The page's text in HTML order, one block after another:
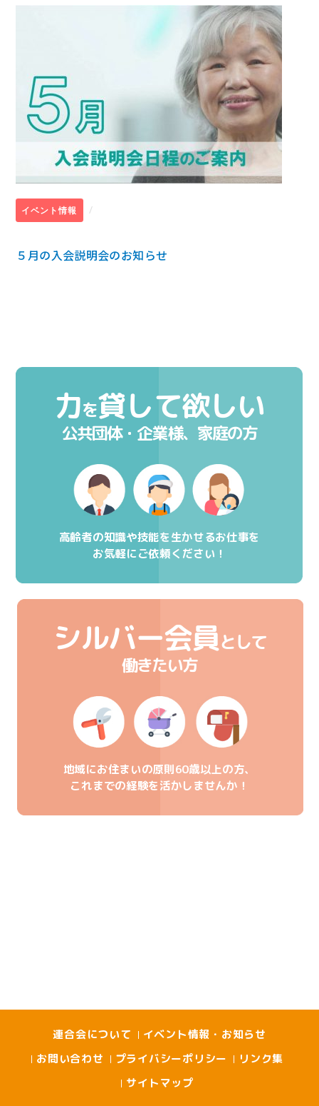
イベント情報 /
５月の入会説明会のお知らせ
力を貸して欲しい
公共団体・企業様、家庭の方
高齢者の知識や技能を生かせるお仕事を
お気軽にご依頼ください！
シルバー会員として
働きたい方
地域にお住まいの原則60歳以上の方、
これまでの経験を活かしませんか！
連合会について
イベント情報・お知らせ
お問い合わせ
プライバシーポリシー
リンク集
サイトマップ